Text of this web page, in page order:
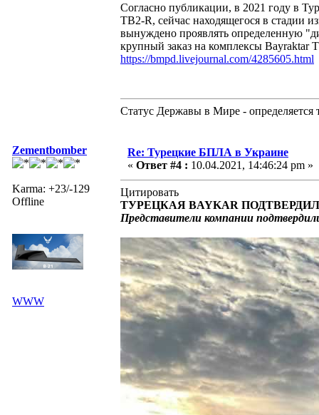
Согласно публикации, в 2021 году в
TB2-R, сейчас находящегося в стадии
вынуждено проявлять определенную
крупный заказ на комплексы Bayraktar
https://bmpd.livejournal.com/4285605.html
Статус Державы в Мире - определяется
Zementbomber
Karma: +23/-129
Offline
WWW
Re: Турецкие БПЛА в Украине
« Ответ #4 : 10.04.2021, 14:46:24 pm »
Цитировать
ТУРЕЦКАЯ BAYKAR
Представители компании